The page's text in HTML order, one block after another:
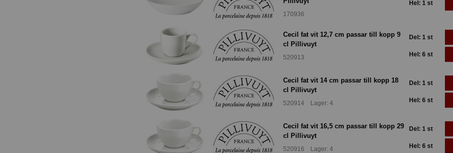
170936
Hel: 1 st
Cecil fat vit 12,7 cm passar till kopp 9
cl Pillivuyt
520913
Del: 1 st
Hel: 6 st
Cecil fat vit 14 cm passar till kopp 18
cl Pillivuyt
520914 Lager: 4
Del: 1 st
Hel: 6 st
Cecil fat vit 16,5 cm passar till kopp 29
cl Pillivuyt
520916 Lager: 4
Del: 1 st
Hel: 6 st